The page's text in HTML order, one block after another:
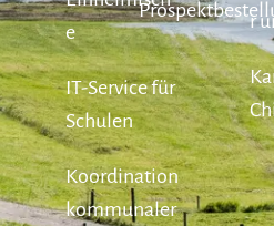
e
IT-Service für
Schulen
Koordination
kommunaler
r